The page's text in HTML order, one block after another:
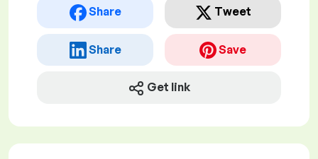
Share Tweet
Share Save
Get link